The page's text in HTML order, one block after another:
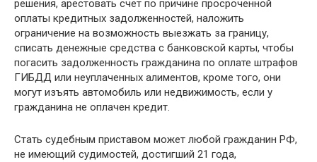
решения, арестовать счет по причине просроченной
оплаты кредитных задолженностей, наложить
ограничение на возможность выезжать за границу,
списать денежные средства с банковской карты, чтобы
погасить задолженность гражданина по оплате штрафов
ГИБДД или неуплаченных алиментов, кроме того, они
могут изъять автомобиль или недвижимость, если у
гражданина не оплачен кредит.
Стать судебным приставом может любой гражданин РФ,
не имеющий судимостей, достигший 21 года,